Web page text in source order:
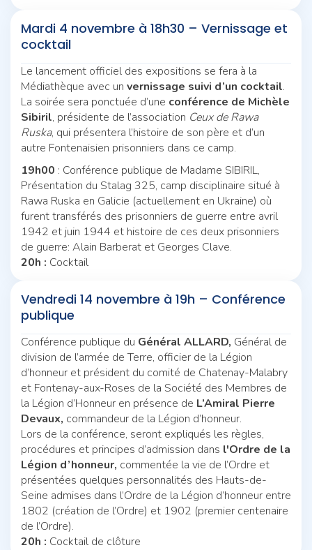
Mardi 4 novembre à 18h30 – Vernissage et
cocktail
Le lancement officiel des expositions se fera à la
Médiathèque avec un vernissage suivi d’un cocktail.
La soirée sera ponctuée d’une conférence de Michèle
Sibiril, présidente de l’association Ceux de Rawa
Ruska, qui présentera l’histoire de son père et d’un
autre Fontenaisien prisonniers dans ce camp.
19h00 : Conférence publique de Madame SIBIRIL,
Présentation du Stalag 325, camp disciplinaire situé à
Rawa Ruska en Galicie (actuellement en Ukraine) où
furent transférés des prisonniers de guerre entre avril
1942 et juin 1944 et histoire de ces deux prisonniers
de guerre: Alain Barberat et Georges Clave.
20h : Cocktail
Vendredi 14 novembre à 19h – Conférence
publique
Conférence publique du Général ALLARD, Général de
division de l’armée de Terre, officier de la Légion
d’honneur et président du comité de Chatenay-Malabry
et Fontenay-aux-Roses de la Société des Membres de
la Légion d’Honneur en présence de L’Amiral Pierre
Devaux, commandeur de la Légion d’honneur.
Lors de la conférence, seront expliqués les règles,
procédures et principes d’admission dans l'Ordre de la
Légion d’honneur, commentée la vie de l’Ordre et
présentées quelques personnalités des Hauts-de-
Seine admises dans l’Ordre de la Légion d’honneur entre
1802 (création de l’Ordre) et 1902 (premier centenaire
de l’Ordre).
20h : Cocktail de clôture